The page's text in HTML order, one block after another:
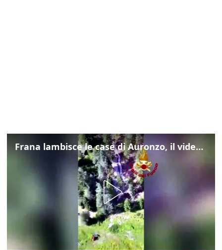
Frana lambisce le case di Auronzo, il video dall'elicottero dei vigili del fuoco